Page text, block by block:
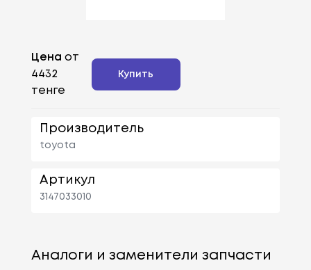
Цена от
4432
тенге
Купить
Производитель
toyota
Артикул
3147033010
Аналоги и заменители запчасти